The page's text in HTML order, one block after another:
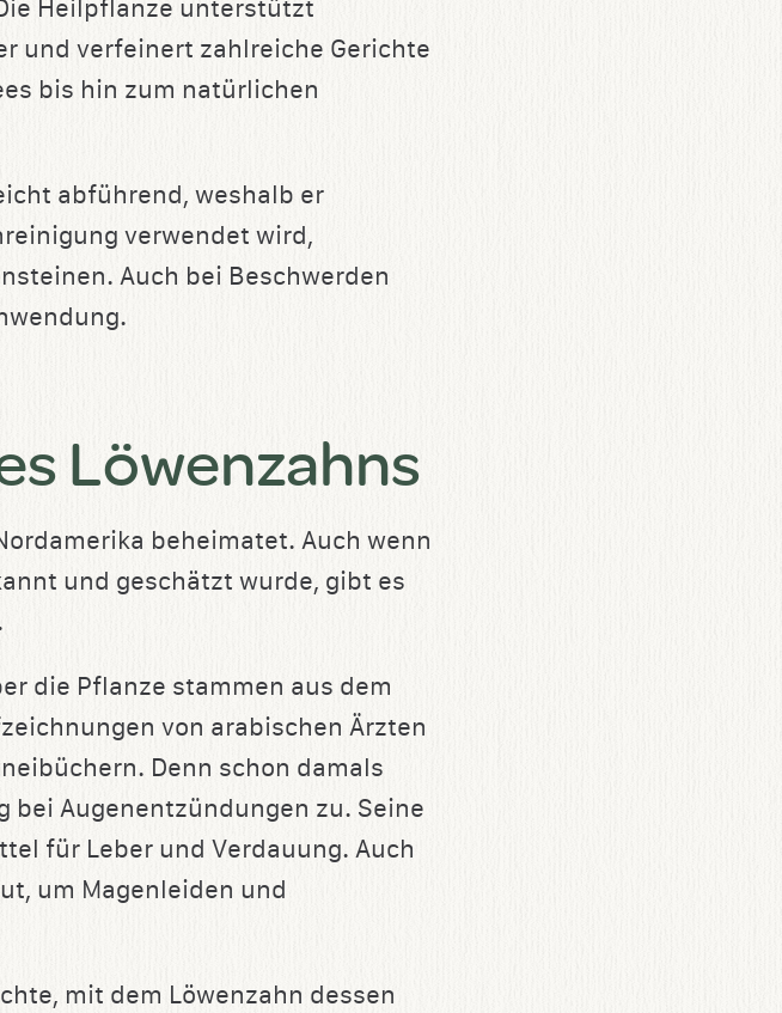
Heilpflanze unterstützt
und verfeinert zahlreiche Gerichte
bis hin zum natürlichen
abführend, weshalb er
verwendet wird,
Auch bei Beschwerden
Löwenzahns
beheimatet. Auch wenn
und geschätzt wurde, gibt es
die Pflanze stammen aus dem
von arabischen Ärzten
Denn schon damals
bei Augenentzündungen zu. Seine
für Leber und Verdauung. Auch
um Magenleiden und
mit dem Löwenzahn dessen